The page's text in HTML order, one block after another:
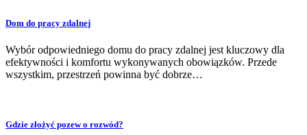
Dom do pracy zdalnej
Wybór odpowiedniego domu do pracy zdalnej jest kluczowy dla
efektywności i komfortu wykonywanych obowiązków. Przede
wszystkim, przestrzeń powinna być dobrze…
Gdzie złożyć pozew o rozwód?